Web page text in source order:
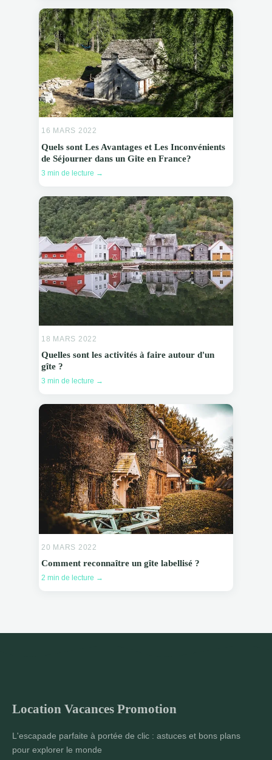
16 MARS 2022
Quels sont Les Avantages et Les Inconvénients
de Séjourner dans un Gîte en France?
3 min de lecture →
18 MARS 2022
Quelles sont les activités à faire autour d'un
gîte ?
3 min de lecture →
20 MARS 2022
Comment reconnaître un gîte labellisé ?
2 min de lecture →
Location Vacances Promotion
L'escapade parfaite à portée de clic : astuces et bons plans
pour explorer le monde